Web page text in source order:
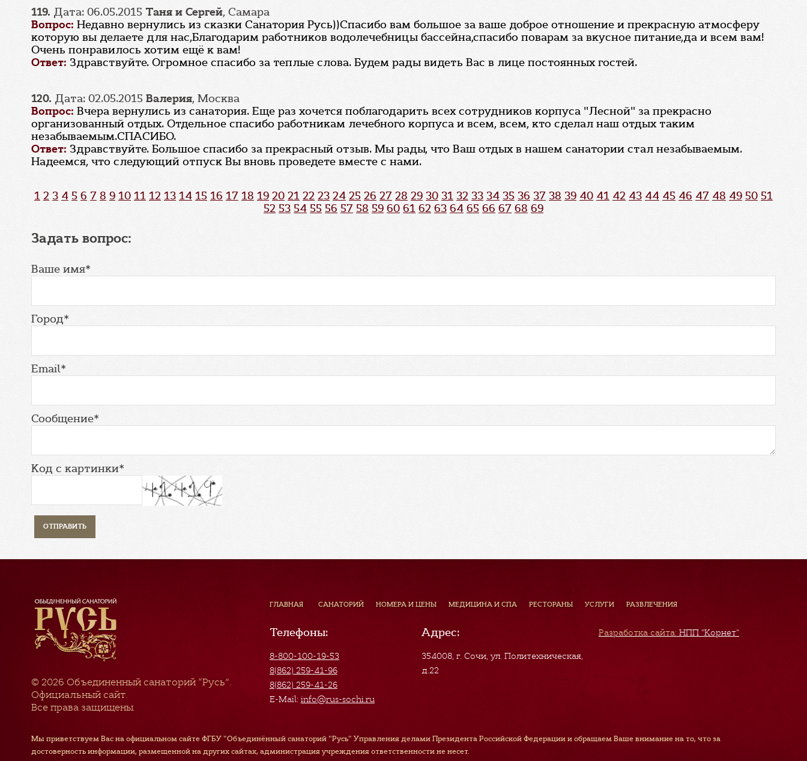
119. Дата: 06.05.2015 Таня и Сергей, Самара
Вопрос: Недавно вернулись из сказки Санатория Русь))Спасибо вам большое за ваше доброе отношение и прекрасную атмосферу
которую вы делаете для нас,Благодарим работников водолечебницы бассейна,спасибо поварам за вкусное питание,да и всем вам!
Очень понравилось хотим ещё к вам!
Ответ: Здравствуйте. Огромное спасибо за теплые слова. Будем рады видеть Вас в лице постоянных гостей.
120. Дата: 02.05.2015 Валерия, Москва
Вопрос: Вчера вернулись из санатория. Еще раз хочется поблагодарить всех сотрудников корпуса "Лесной" за прекрасно
организованный отдых. Отдельное спасибо работникам лечебного корпуса и всем, всем, кто сделал наш отдых таким
незабываемым.СПАСИБО.
Ответ: Здравствуйте. Большое спасибо за прекрасный отзыв. Мы рады, что Ваш отдых в нашем санатории стал незабываемым.
Надеемся, что следующий отпуск Вы вновь проведете вместе с нами.
1 2 3 4 5 6 7 8 9 10 11 12 13 14 15 16 17 18 19 20 21 22 23 24 25 26 27 28 29 30 31 32 33 34 35 36 37 38 39 40 41 42 43 44 45 46 47 48 49 50 51
52 53 54 55 56 57 58 59 60 61 62 63 64 65 66 67 68 69
Задать вопрос:
Ваше имя*
Город*
Email*
Сообщение*
Код с картинки*
© 2026 Объединенный санаторий “Русь”.
Официальный сайт.
Все права защищены.
ГЛАВНАЯ САНАТОРИЙ НОМЕРА И ЦЕНЫ МЕДИЦИНА И СПА РЕСТОРАНЫ УСЛУГИ РАЗВЛЕЧЕНИЯ
Телефоны:
8-800-100-19-53
8(862) 259-41-96
8(862) 259-41-26
E-Mail: info@rus-sochi.ru
Адрес:
354008, г. Сочи,ул. Политехническая,
д.22
Разработка сайта: НПП "Корнет"
Мы приветствуем Вас на официальном сайте ФГБУ "Объединённый санаторий "Русь" Управления делами Президента Российской Федерации и обращаем Ваше внимание на то, что за
достоверность информации, размещенной на других сайтах, администрация учреждения ответственности не несет.